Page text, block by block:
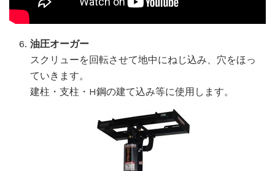
油圧オーガー
スクリューを回転させて地中にねじ込み、穴をほっ
ていきます。
建柱・支柱・H鋼の建て込み等に使用します。